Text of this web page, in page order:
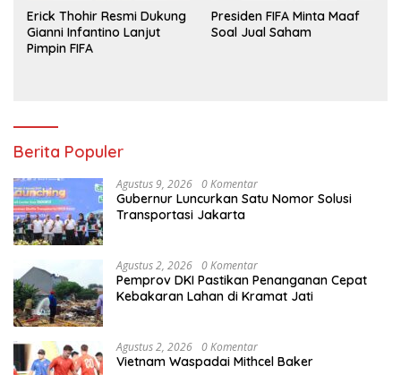
Erick Thohir Resmi Dukung
Gianni Infantino Lanjut
Pimpin FIFA
Presiden FIFA Minta Maaf
Soal Jual Saham
Berita Populer
Agustus 9, 2026 0 Komentar
Gubernur Luncurkan Satu Nomor Solusi
Transportasi Jakarta
Agustus 2, 2026 0 Komentar
Pemprov DKI Pastikan Penanganan Cepat
Kebakaran Lahan di Kramat Jati
Agustus 2, 2026 0 Komentar
Vietnam Waspadai Mithcel Baker